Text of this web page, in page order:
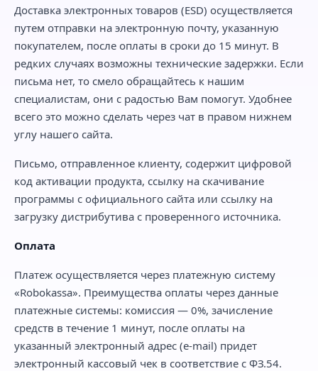
Доставка электронных товаров (ESD) осуществляется
путем отправки на электронную почту, указанную
покупателем, после оплаты в сроки до 15 минут. В
редких случаях возможны технические задержки. Если
письма нет, то смело обращайтесь к нашим
специалистам, они с радостью Вам помогут. Удобнее
всего это можно сделать через чат в правом нижнем
углу нашего сайта.
Письмо, отправленное клиенту, содержит цифровой
код активации продукта, ссылку на скачивание
программы с официального сайта или ссылку на
загрузку дистрибутива с проверенного источника.
Оплата
Платеж осуществляется через платежную систему
«Robokassa». Преимущества оплаты через данные
платежные системы: комиссия — 0%, зачисление
средств в течение 1 минут, после оплаты на
указанный электронный адрес (e-mail) придет
электронный кассовый чек в соответствие с ФЗ.54.